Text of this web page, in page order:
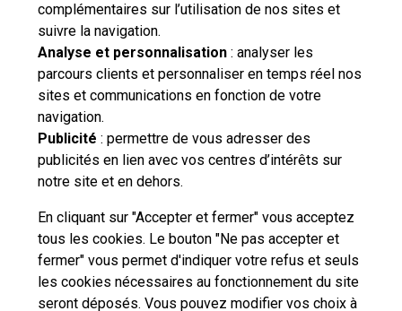
complémentaires sur l’utilisation de nos sites et
suivre la navigation.
Analyse et personnalisation : analyser les
parcours clients et personnaliser en temps réel nos
sites et communications en fonction de votre
navigation.
Publicité : permettre de vous adresser des
publicités en lien avec vos centres d’intérêts sur
notre site et en dehors.
En cliquant sur "Accepter et fermer" vous acceptez
tous les cookies. Le bouton "Ne pas accepter et
fermer" vous permet d'indiquer votre refus et seuls
les cookies nécessaires au fonctionnement du site
seront déposés. Vous pouvez modifier vos choix à
Besoin d'aide complémentaire ?
Vous n'avez pas trouvé de solution parmi nos FAQs,
vous souhaitez nous contacter ou déposer une
réclamation ?
contacter